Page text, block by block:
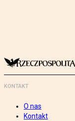
KONTAKT
O nas
Kontakt